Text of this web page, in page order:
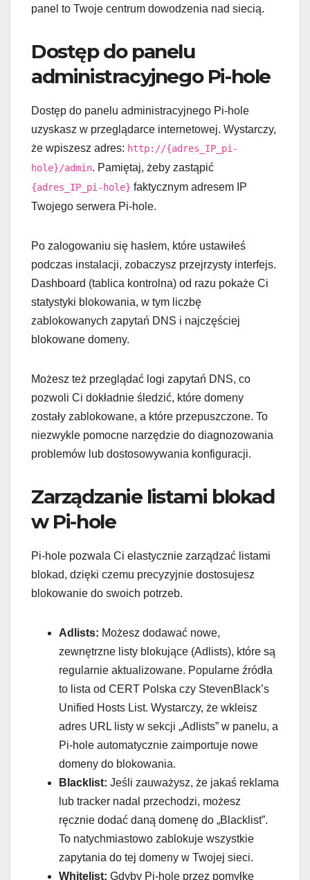
panel to Twoje centrum dowodzenia nad siecią.
Dostęp do panelu
administracyjnego Pi-hole
Dostęp do panelu administracyjnego Pi-hole
uzyskasz w przeglądarce internetowej. Wystarczy,
że wpiszesz adres: http://{adres_IP_pi-
hole}/admin. Pamiętaj, żeby zastąpić
{adres_IP_pi-hole} faktycznym adresem IP
Twojego serwera Pi-hole.
Po zalogowaniu się hasłem, które ustawiłeś
podczas instalacji, zobaczysz przejrzysty interfejs.
Dashboard (tablica kontrolna) od razu pokaże Ci
statystyki blokowania, w tym liczbę
zablokowanych zapytań DNS i najczęściej
blokowane domeny.
Możesz też przeglądać logi zapytań DNS, co
pozwoli Ci dokładnie śledzić, które domeny
zostały zablokowane, a które przepuszczone. To
niezwykle pomocne narzędzie do diagnozowania
problemów lub dostosowywania konfiguracji.
Zarządzanie listami blokad
w Pi-hole
Pi-hole pozwala Ci elastycznie zarządzać listami
blokad, dzięki czemu precyzyjnie dostosujesz
blokowanie do swoich potrzeb.
Adlists: Możesz dodawać nowe,
zewnętrzne listy blokujące (Adlists), które są
regularnie aktualizowane. Popularne źródła
to lista od CERT Polska czy StevenBlack’s
Unified Hosts List. Wystarczy, że wkleisz
adres URL listy w sekcji „Adlists” w panelu, a
Pi-hole automatycznie zaimportuje nowe
domeny do blokowania.
Blacklist: Jeśli zauważysz, że jakaś reklama
lub tracker nadal przechodzi, możesz
ręcznie dodać daną domenę do „Blacklist”.
To natychmiastowo zablokuje wszystkie
zapytania do tej domeny w Twojej sieci.
Whitelist: Gdyby Pi-hole przez pomyłkę